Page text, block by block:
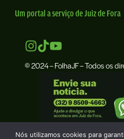
Um portal a serviço de Juiz de Fora
© 2024 – FolhaJF – Todos os
Nós utilizamos cookies para